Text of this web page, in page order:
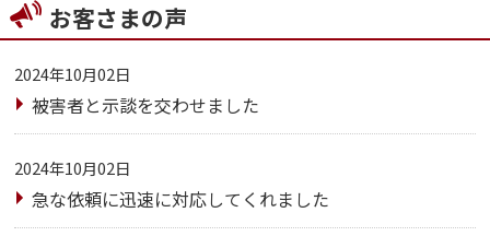
お客さまの声
2024年10月02日
被害者と示談を交わせました
2024年10月02日
急な依頼に迅速に対応してくれました